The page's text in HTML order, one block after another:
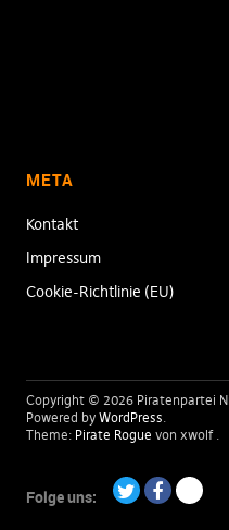
META
Kontakt
Impressum
Cookie-Richtlinie (EU)
Copyright © 2026 Piratenpartei
Powered by WordPress
Theme: Pirate Rogue von xwolf
Folge uns: